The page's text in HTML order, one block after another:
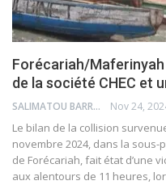
Forécariah/
de la société CHEC et
SALIMATOU BARRY Nov 24,
Le bilan de la collision
novembre 2024, dans la
de Forécariah, fait état d’une
aux alentours de 11 heures,